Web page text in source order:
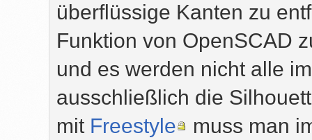
überflüssige Kanten zu
Funktion von OpenSCAD
und es werden nicht alle
ausschließlich die
mit Freestyle
muss man